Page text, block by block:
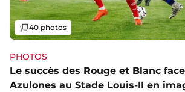
PHOTOS
Le succès des Rouge et Blanc
Azulones au Stade Louis-II en
Galerie
40 photos